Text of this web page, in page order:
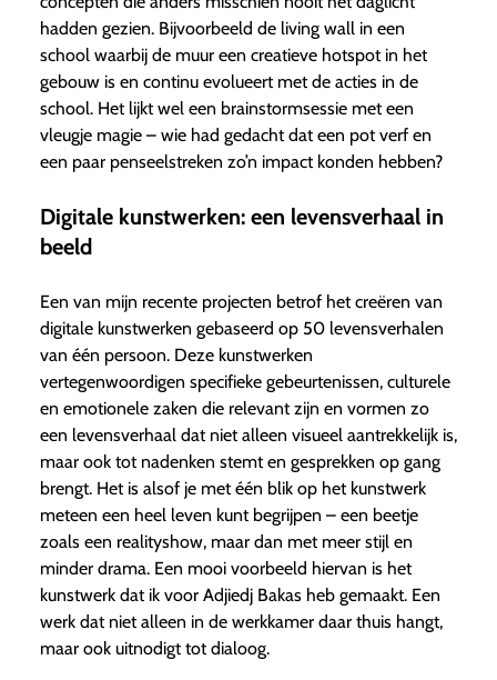
hadden gezien. Bijvoorbeeld de living wall in een
school waarbij de muur een creatieve hotspot in het
gebouw is en continu evolueert met de acties in de
school. Het lijkt wel een brainstormsessie met een
vleugje magie – wie had gedacht dat een pot verf en
een paar penseelstreken zo’n impact konden hebben?
Digitale kunstwerken: een levensverhaal in
beeld
Een van mijn recente projecten betrof het creëren van
digitale kunstwerken gebaseerd op 50 levensverhalen
van één persoon. Deze kunstwerken
vertegenwoordigen specifieke gebeurtenissen, culturele
en emotionele zaken die relevant zijn en vormen zo
een levensverhaal dat niet alleen visueel aantrekkelijk is,
maar ook tot nadenken stemt en gesprekken op gang
brengt. Het is alsof je met één blik op het kunstwerk
meteen een heel leven kunt begrijpen – een beetje
zoals een realityshow, maar dan met meer stijl en
minder drama. Een mooi voorbeeld hiervan is het
kunstwerk dat ik voor Adjiedj Bakas heb gemaakt. Een
werk dat niet alleen in de werkkamer daar thuis hangt,
maar ook uitnodigt tot dialoog.